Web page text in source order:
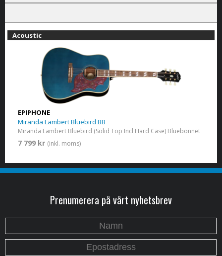
Acoustic
EPIPHONE
Miranda Lambert Bluebird BB
Miranda Lambert Bluebird (Solid Top Incl Hard Case) Bluebonnet
7 799 kr (inkl. moms)
Prenumerera på vårt nyhetsbrev